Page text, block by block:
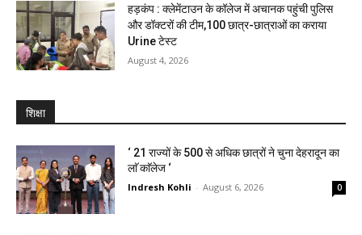
हड़कंप : क्लेमेंटाउन के कॉलेज में अचानक पहुंची पुलिस
और डॉक्टरों की टीम,100 छात्र-छात्राओं का कराया
Urine टेस्ट
August 4, 2026
शिक्षा
‘ 21 राज्यों के 500 से अधिक छात्रों ने चुना देहरादून का
लाॅ काॅलेज ‘
Indresh Kohli - August 6, 2026 0